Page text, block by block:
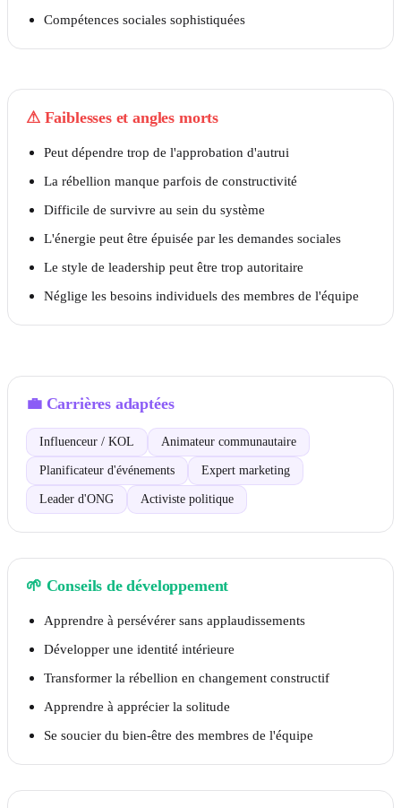
Compétences sociales sophistiquées
⚠ Faiblesses et angles morts
Peut dépendre trop de l'approbation d'autrui
La rébellion manque parfois de constructivité
Difficile de survivre au sein du système
L'énergie peut être épuisée par les demandes sociales
Le style de leadership peut être trop autoritaire
Néglige les besoins individuels des membres de l'équipe
💼 Carrières adaptées
Influenceur / KOL Animateur communautaire
Planificateur d'événements Expert marketing
Leader d'ONG Activiste politique
🌱 Conseils de développement
Apprendre à persévérer sans applaudissements
Développer une identité intérieure
Transformer la rébellion en changement constructif
Apprendre à apprécier la solitude
Se soucier du bien-être des membres de l'équipe